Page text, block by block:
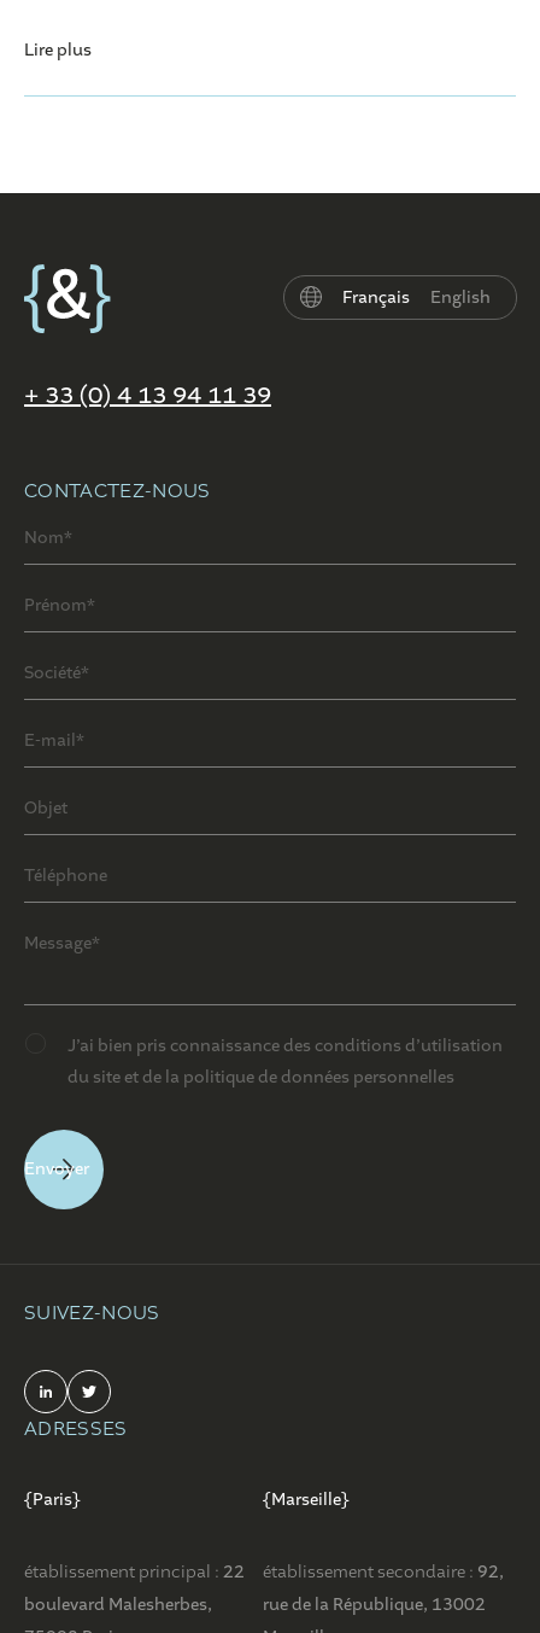
Lire plus
Français English
+ 33 (0) 4 13 94 11 39
CONTACTEZ-NOUS
J’ai bien pris connaissance des conditions d’utilisation
du site et de la politique de données personnelles
SUIVEZ-NOUS
ADRESSES
{Paris}
établissement principal : 22
boulevard Malesherbes,
{Marseille}
établissement secondaire : 92,
rue de la République, 13002